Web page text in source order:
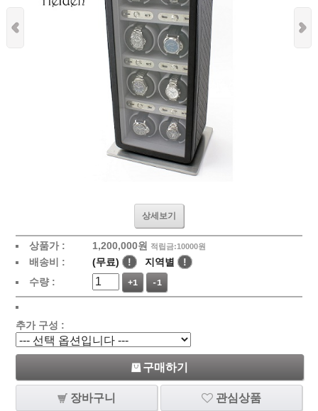
상세보기
상품가 : 1,200,000원 적립금:10000원
배송비 : (무료) ! 지역별
!
수량 :
+1 -1
추가 구성 :
구매하기
장바구니 관심상품